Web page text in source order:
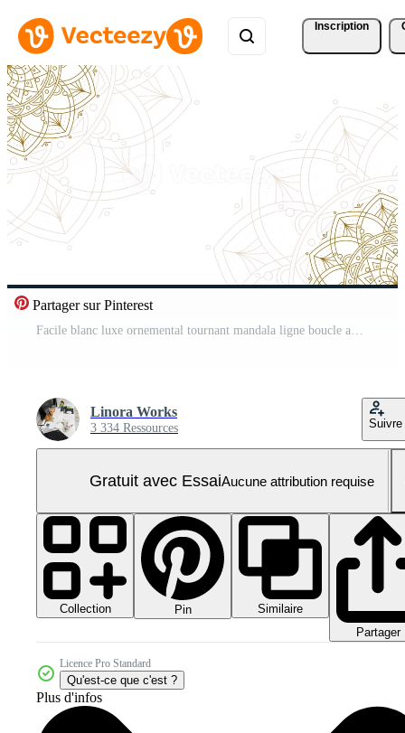
Inscription
Partager sur Pinterest
Facile blanc luxe ornemental tournant mandala ligne boucle animation pour vidéo Contexte Vidéo Pro
Linora Works
3 334 Ressources Suivre
Gratuit avec EssaiAucune attribution requise
Collection Pin
Similaire
Partager
Licence Pro Standard
Qu'est-ce que c'est ?
Plus d'infos